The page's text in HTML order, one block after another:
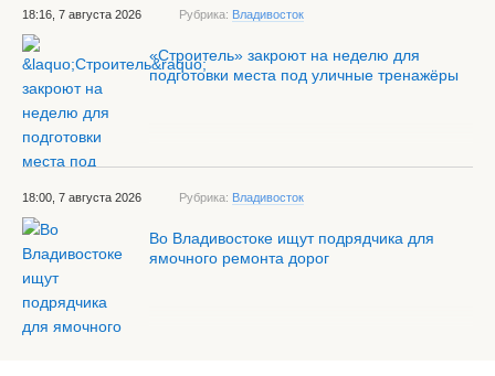
18:16, 7 августа 2026 Рубрика: Владивосток
«Строитель» закроют на неделю для
подготовки места под уличные тренажёры
18:00, 7 августа 2026 Рубрика: Владивосток
Во Владивостоке ищут подрядчика для
ямочного ремонта дорог